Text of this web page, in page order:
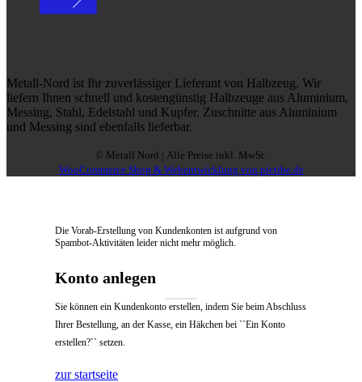
Metall-Nord ist Ihr zuverlässiger Lieferant von Halbzeug. Wir
liefern Ihnen schnell und kostengünstig Halbzeuge aus Aluminium,
Messing, Stahl, Edelstahl und Kupfer. Zuschnitte aus Aluminium
und Messing sind ebenfalls lieferbar.
© Metall Nord | Alle Preise inkl. MwSt.
WooCommerce Shop & Webentwicklung von pictibe.de
Die Vorab-Erstellung von Kundenkonten ist aufgrund von
Spambot-Aktivitäten leider nicht mehr möglich.
Konto anlegen
Sie können ein Kundenkonto erstellen, indem Sie beim Abschluss
Ihrer Bestellung, an der Kasse, ein Häkchen bei ``Ein Konto
erstellen?`` setzen.
zur startseite